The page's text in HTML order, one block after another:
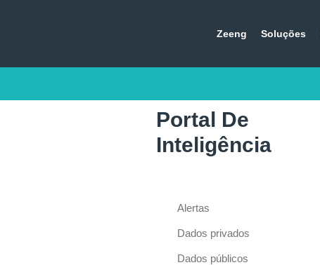
Zeeng Soluções
Portal De
Inteligência
Alertas
Dados privados
Dados públicos